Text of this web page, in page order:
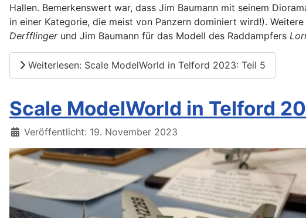
Hallen. Bemerkenswert war, dass Jim Baumann mit seinem
in einer Kategorie, die meist von Panzern dominiert wird!).
Derfflingerund Jim Baumann für das Modell des Raddampfers
Weiterlesen: Scale ModelWorld in Telford 2023: Teil 5
Scale ModelWorld in Telford
Details
Veröffentlicht: 19. November 2023